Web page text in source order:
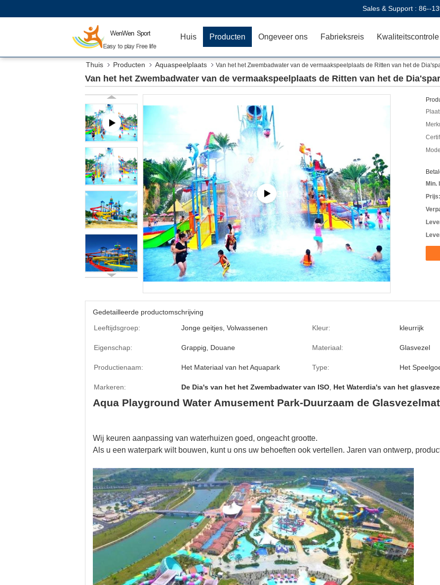
Sales & Support : 86--
Huis Producten Ongeveer ons Fabrieksreis Kwaliteitscontrole
Thuis Producten Aquaspeelplaats Van het het Zwembadwater van de vermaakspeelplaats de Ritten van het de
Van het het Zwembadwater van de vermaakspeelplaats de Ritten van het de
Min.
Prijs:
Gedetailleerde productomschrijving
Leeftijdsgroep:
Jonge geitjes, Volwassenen Kleur: kleurrijk
Eigenschap: Grappig, Douane Materiaal: Glasvezel
Productienaam: Het Materiaal van het Aquapark Type: Het
Markeren: De Dia's van het het Zwembadwater van ISO Het Waterdia's van het
Aqua Playground Water Amusement Park-Duurzaam de
Wij keuren aanpassing van waterhuizen goed, ongeacht grootte.
Als u een waterpark wilt bouwen, kunt u ons uw behoeften ook vertellen. Jaren van ontwerp,